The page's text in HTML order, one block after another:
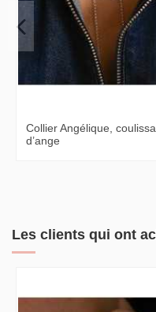
Collier Angélique,
d’ange
Les clients qui ont